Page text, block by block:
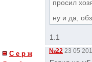
просил
ну и да,
1.1
С е р ж №22 23 05